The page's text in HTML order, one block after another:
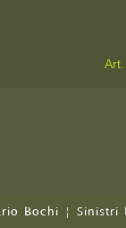
Bochi | Sinistri